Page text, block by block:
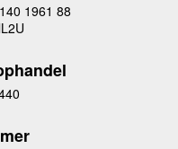
1961 88